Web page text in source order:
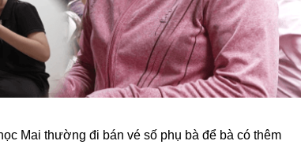
Mai thường đi bán vé số phụ bà để bà có thêm